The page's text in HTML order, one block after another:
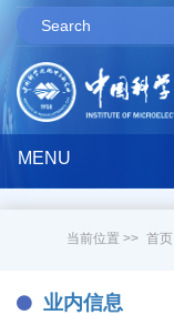
MENU
当前位置 >> 首页
业内信息